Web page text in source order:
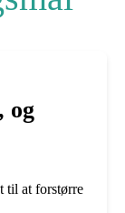
og
til at forstørre